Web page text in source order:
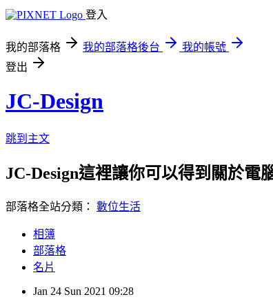
登入
我的部落格 我的部落格後台
我的帳號
登出
JC-Design
跳到主文
JC-Design這裡讓你可以得到關於電
部落格全站分類： 數位生活
相簿
部落格
名片
Jan 24 Sun 2021 09:28